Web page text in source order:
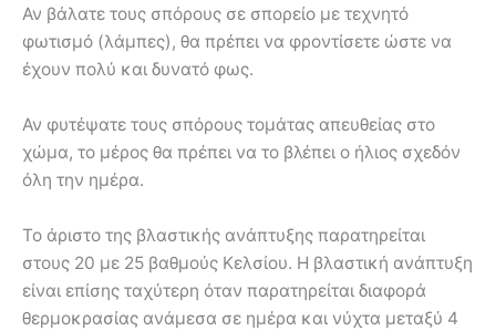
Αν βάλατε τους σπόρους σε σπορείο με τεχνητό
φωτισμό (λάμπες), θα πρέπει να φροντίσετε ώστε να
έχουν πολύ και δυνατό φως.
Αν φυτέψατε τους σπόρους τομάτας απευθείας στο
χώμα, το μέρος θα πρέπει να το βλέπει ο ήλιος σχεδόν
όλη την ημέρα.
Το άριστο της βλαστικής ανάπτυξης παρατηρείται
στους 20 με 25 βαθμούς Κελσίου. Η βλαστική ανάπτυξη
είναι επίσης ταχύτερη όταν παρατηρείται διαφορά
θερμοκρασίας ανάμεσα σε ημέρα και νύχτα μεταξύ 4